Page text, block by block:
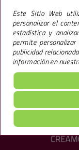
La marca Premier,
Barcelona , lleva más de
ha llevado a construir más
locales ofreciendo
aviso legal·política
Este Sitio Web
personalizar el
estadística y
permite
publicidad
información en